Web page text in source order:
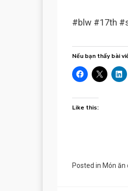
#blw #17th
Nếu bạn thấy bài
Like this:
Posted in Món ăn